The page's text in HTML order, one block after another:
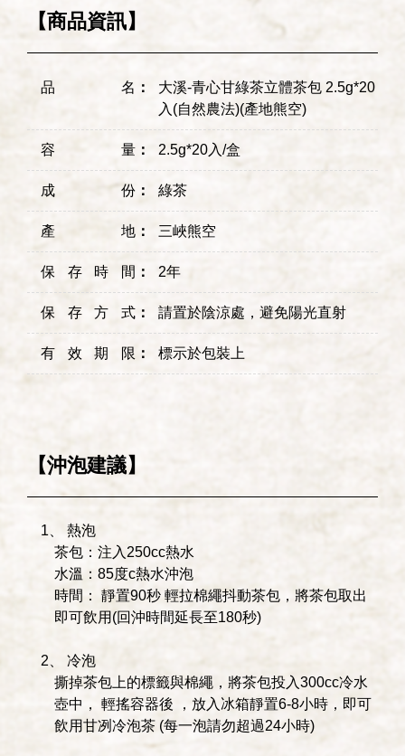
【商品資訊】
品名 ：
大溪-青心甘綠茶立體茶包 2.5g*20
入(自然農法)(產地熊空)
容量 ： 2.5g*20入/盒
成份 ： 綠茶
產地 ： 三峽熊空
保存時間 ： 2年
保存方式 ： 請置於陰涼處，避免陽光直射
有效期限 ： 標示於包裝上
【沖泡建議】
1、 熱泡
茶包：注入250cc熱水
水溫：85度c熱水沖泡
時間： 靜置90秒 輕拉棉繩抖動茶包，將茶包取出
即可飲用(回沖時間延長至180秒)
2、 冷泡
撕掉茶包上的標籤與棉繩，將茶包投入300cc冷水
壺中， 輕搖容器後 ，放入冰箱靜置6-8小時，即可
飲用甘冽冷泡茶 (每一泡請勿超過24小時)